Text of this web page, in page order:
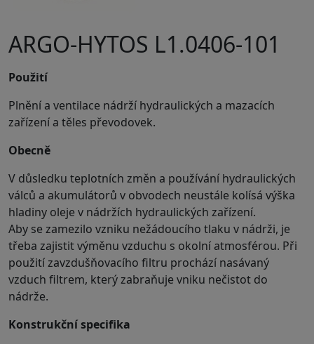
ARGO-HYTOS L1.0406-101
Použití
Plnění a ventilace nádrží hydraulických a mazacích
zařízení a těles převodovek.
Obecně
V důsledku teplotních změn a používání hydraulických
válců a akumulátorů v obvodech neustále kolísá výška
hladiny oleje v nádržích hydraulických zařízení.
Aby se zamezilo vzniku nežádoucího tlaku v nádrži, je
třeba zajistit výměnu vzduchu s okolní atmosférou. Při
použití zavzdušňovacího filtru prochází nasávaný
vzduch filtrem, který zabraňuje vniku nečistot do
nádrže.
Konstrukční specifika